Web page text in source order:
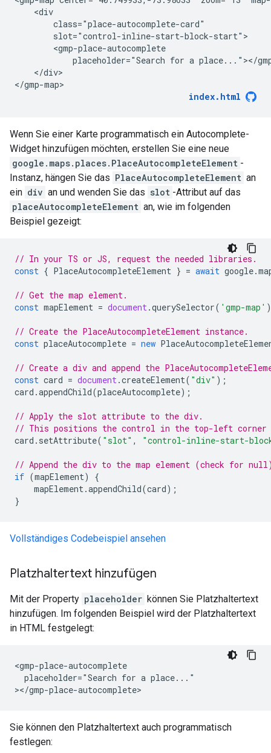
    <div
        class="place-autocomplete-card"
        slot="control-inline-start-block-start">
        <gmp-place-autocomplete
placeholder="Search for a place..."></
    </div>
</gmp-map>
index.html
Wenn Sie einer Karte programmatisch ein Autocomplete-
Widget hinzufügen möchten, erstellen Sie eine neue
google.maps.places.PlaceAutocompleteElement -
Instanz, hängen Sie das PlaceAutocompleteElement an
ein div an und wenden Sie das slot -Attribut auf das
placeAutocompleteElement an, wie im folgenden
Beispiel gezeigt:
// In your TS or JS, request the needed libraries.
const { PlaceAutocompleteElement } = await google.
// Get the map element.
const mapElement = document.querySelector( 'gmp-map' )
// Create the PlaceAutocompleteElement instance.
const placeAutocomplete = new
// Create a div and append the
const card = document.createElement( "div" );
card .appendChild(placeAutocomplete);
// Apply the slot attribute to the div.
// This positions the control in the top-left corner
card . setAttribute( "slot" , "control-inline-start-
// Append the div to the map element (check for
if (mapElement)
{
mapElement.appendChild(card);
}
Vollständiges Codebeispiel ansehen
Platzhaltertext hinzufügen
Mit der Property placeholder können Sie Platzhaltertext
hinzufügen. Im folgenden Beispiel wird der Platzhaltertext
in HTML festgelegt:
<gmp-place-autocomplete
  placeholder="Search for a place..."
></gmp-place-autocomplete>
Sie können den Platzhaltertext auch programmatisch
festlegen: